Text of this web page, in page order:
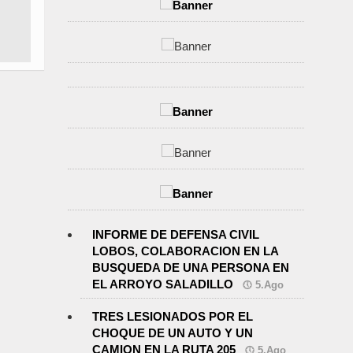
INFORME DE DEFENSA CIVIL
LOBOS, COLABORACION EN LA
BUSQUEDA DE UNA PERSONA EN
EL ARROYO SALADILLO
5.Ago
TRES LESIONADOS POR EL
CHOQUE DE UN AUTO Y UN
CAMION EN LA RUTA 205
5.Ago